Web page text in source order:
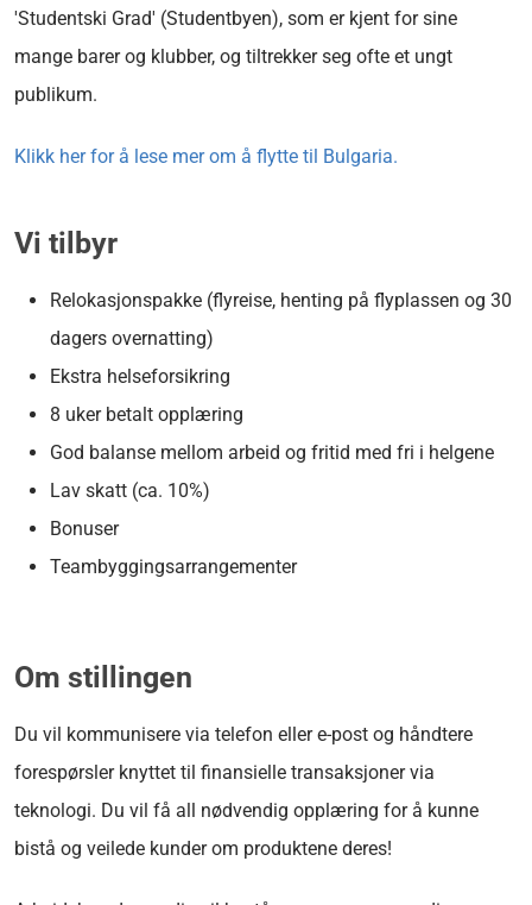
'Studentski Grad' (Studentbyen), som er kjent for sine
mange barer og klubber, og tiltrekker seg ofte et ungt
publikum.
Klikk her for å lese mer om å flytte til Bulgaria.
Vi tilbyr
Relokasjonspakke (flyreise, henting på flyplassen og 30
dagers overnatting)
Ekstra helseforsikring
8 uker betalt opplæring
God balanse mellom arbeid og fritid med fri i helgene
Lav skatt (ca. 10%)
Bonuser
Teambyggingsarrangementer
Om stillingen
Du vil kommunisere via telefon eller e-post og håndtere
forespørsler knyttet til finansielle transaksjoner via
teknologi. Du vil få all nødvendig opplæring for å kunne
bistå og veilede kunder om produktene deres!